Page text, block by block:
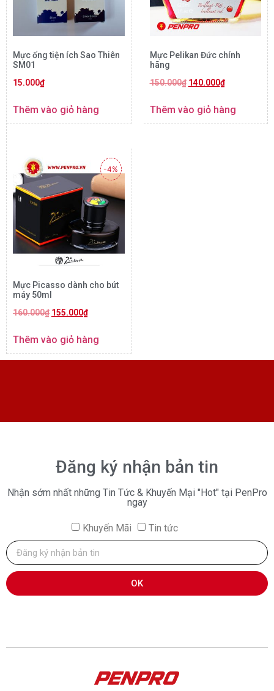
Mực ống tiện ích Sao Thiên
SM01
15.000₫
Thêm vào giỏ hàng
Mực Pelikan Đức chính
hãng
150.000₫ 140.000₫
Thêm vào giỏ hàng
-4%
Mực Picasso dành cho bút
máy 50ml
160.000₫ 155.000₫
Thêm vào giỏ hàng
Đăng ký nhận bản tin
Nhận sớm nhất những Tin Tức & Khuyến Mại "Hot" tại PenPro
ngay
Khuyến Mãi Tin tức
OK